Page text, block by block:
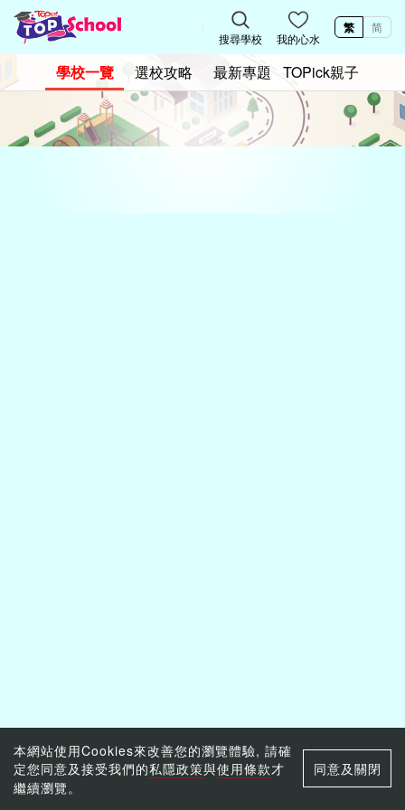
搜尋學校 我的心水
繁 简
學校一覽 選校攻略 最新專題 TOPick親子
本網站使用Cookies來改善您的瀏覽體驗, 請確
定您同意及接受我們的私隱政策與使用條款才
繼續瀏覽。
同意及關閉